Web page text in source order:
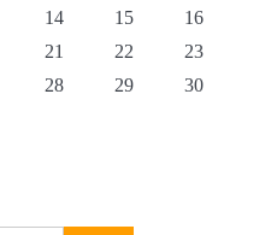
14 15
16
21 22
23
28 29
30